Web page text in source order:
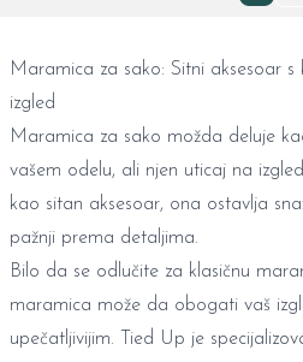
Maramica za sako: Sitni aksesoar
izgled
Maramica za sako možda deluje
vašem odelu, ali njen uticaj na
kao sitan aksesoar, ona ostavlja
pažnji prema detaljima.
Bilo da se odlučite za klasičnu
maramica može da obogati vaš
upečatljivijim. Tied Up je